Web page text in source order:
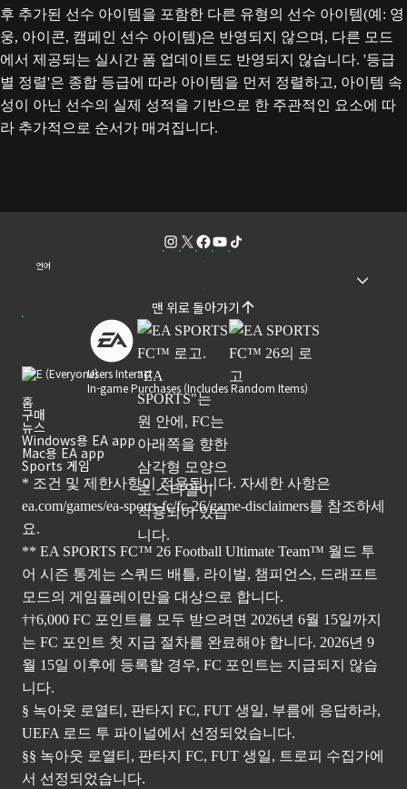
후 추가된 선수 아이템을 포함한 다른 유형의 선수 아이템(예: 영
웅, 아이콘, 캠페인 선수 아이템)은 반영되지 않으며, 다른 모드
에서 제공되는 실시간 폼 업데이트도 반영되지 않습니다. '등급
별 정렬'은 종합 등급에 따라 아이템을 먼저 정렬하고, 아이템 속
성이 아닌 선수의 실제 성적을 기반으로 한 주관적인 요소에 따
라 추가적으로 순서가 매겨집니다.
언어
맨 위로 돌아가기
Users Interact
In-game Purchases (Includes Random Items)
홈
구매
뉴스
Windows용 EA app
Mac용 EA app
Sports 게임
* 조건 및 제한사항이 적용됩니다. 자세한 사항은
ea.com/games/ea-sports-fc/fc-26/game-disclaimers를 참조하세
요.
** EA SPORTS FC™ 26 Football Ultimate Team™ 월드 투
어 시즌 통계는 스쿼드 배틀, 라이벌, 챔피언스, 드래프트
모드의 게임플레이만을 대상으로 합니다.
††6,000 FC 포인트를 모두 받으려면 2026년 6월 15일까지
는 FC 포인트 첫 지급 절차를 완료해야 합니다. 2026년 9
월 15일 이후에 등록할 경우, FC 포인트는 지급되지 않습
니다.
§ 녹아웃 로열티, 판타지 FC, FUT 생일, 부름에 응답하라,
UEFA 로드 투 파이널에서 선정되었습니다.
§§ 녹아웃 로열티, 판타지 FC, FUT 생일, 트로피 수집가에
서 선정되었습니다.